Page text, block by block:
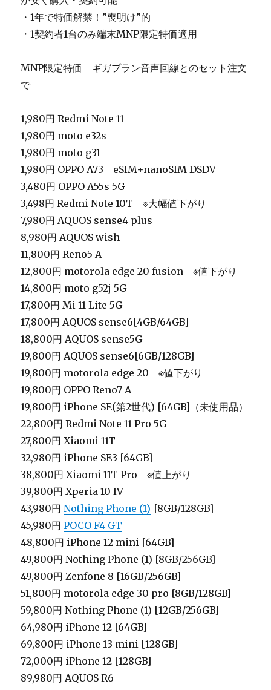
・1年で特価解禁！”喪明け”的
・1契約者1台のみ端末MNP限定特価適用
MNP限定特価 ギガプラン音声回線とのセット注文
で
1,980円 Redmi Note 11
1,980円 moto e32s
1,980円 moto g31
1,980円 OPPO A73 eSIM+nanoSIM DSDV
3,480円 OPPO A55s 5G
3,498円 Redmi Note 10T ※大幅値下がり
7,980円 AQUOS sense4 plus
8,980円 AQUOS wish
11,800円 Reno5 A
12,800円 motorola edge 20 fusion ※値下がり
14,800円 moto g52j 5G
17,800円 Mi 11 Lite 5G
17,800円 AQUOS sense6[4GB/64GB]
18,800円 AQUOS sense5G
19,800円 AQUOS sense6[6GB/128GB]
19,800円 motorola edge 20 ※値下がり
19,800円 OPPO Reno7 A
19,800円 iPhone SE(第2世代) [64GB]（未使用品）
22,800円 Redmi Note 11 Pro 5G
27,800円 Xiaomi 11T
32,980円 iPhone SE3 [64GB]
38,800円 Xiaomi 11T Pro ※値上がり
39,800円 Xperia 10 IV
43,980円Nothing Phone (1) [8GB/128GB]
45,980円POCO F4 GT
48,800円 iPhone 12 mini [64GB]
49,800円 Nothing Phone (1) [8GB/256GB]
49,800円 Zenfone 8 [16GB/256GB]
51,800円 motorola edge 30 pro [8GB/128GB]
59,800円 Nothing Phone (1) [12GB/256GB]
64,980円 iPhone 12 [64GB]
69,800円 iPhone 13 mini [128GB]
72,000円 iPhone 12 [128GB]
89,980円 AQUOS R6